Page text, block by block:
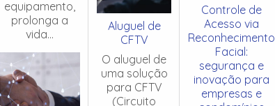
equipamento,
prolonga a
vida...
Aluguel de
CFTV
O aluguel de
uma solução
para CFTV
(Circuito
Controle de
Acesso via
Reconhecimento
Facial:
segurança e
inovação para
empresas e